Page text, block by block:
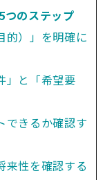
つのステップ
的）」を明確に
」と「希望要
できるか確認す
来性を確認する